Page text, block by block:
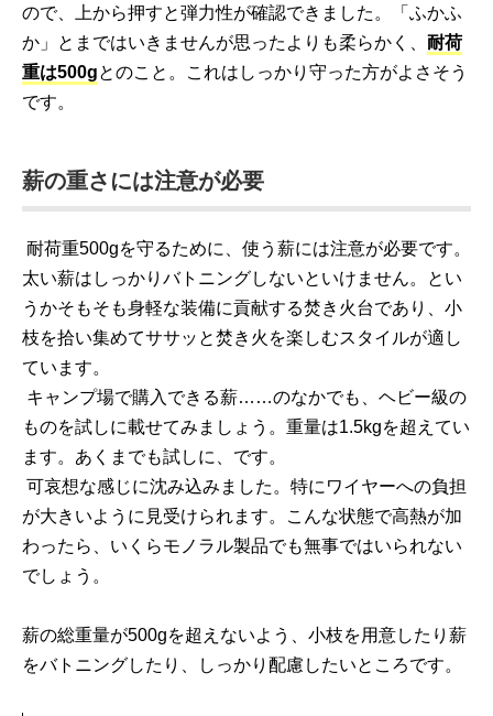
ので、上から押すと弾力性が確認できました。「ふかふ
か」とまではいきませんが思ったよりも柔らかく、 耐荷
重は500gとのこと。これはしっかり守った方がよさそう
です。
薪の重さには注意が必要
耐荷重500gを守るために、使う薪には注意が必要です。
太い薪はしっかりバトニングしないといけません。とい
うかそもそも身軽な装備に貢献する焚き火台であり、小
枝を拾い集めてササッと焚き火を楽しむスタイルが適し
ています。
キャンプ場で購入できる薪……のなかでも、ヘビー級の
ものを試しに載せてみましょう。重量は1.5kgを超えてい
ます。あくまでも試しに、です。
可哀想な感じに沈み込みました。特にワイヤーへの負担
が大きいように見受けられます。こんな状態で高熱が加
わったら、いくらモノラル製品でも無事ではいられない
でしょう。
薪の総重量が500gを超えないよう、小枝を用意したり薪
をバトニングしたり、しっかり配慮したいところです。